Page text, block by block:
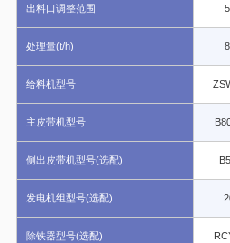
出料口调整范围
处理量(t/h)
给料机型号
主皮带机型号
侧出皮带机型号(选配)
发电机组型号(选配)
除铁器型号(选配)